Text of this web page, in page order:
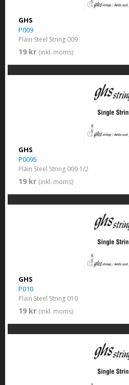
GHS
P009
Plain Steel String 009
19 kr (inkl. moms)
GHS
P0095
Plain Steel String 009 1/2
19 kr (inkl. moms)
GHS
P010
Plain Steel String 010
19 kr (inkl. moms)